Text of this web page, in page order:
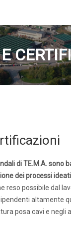
di TE.M.A. sono
dei processi
reso possibile dal
altamente
posa cavi e negli